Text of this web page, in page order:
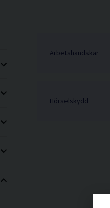
Arbetshandskar
Hörselskydd